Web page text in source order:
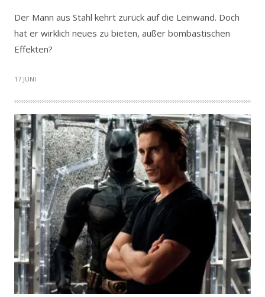
Der Mann aus Stahl kehrt zurück auf die Leinwand. Doch
hat er wirklich neues zu bieten, außer bombastischen
Effekten?
17 JUNI